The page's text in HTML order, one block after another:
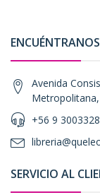
ENCUÉNTRANOS
Avenida
Metropolitana,
+56 9
SERVICIO AL